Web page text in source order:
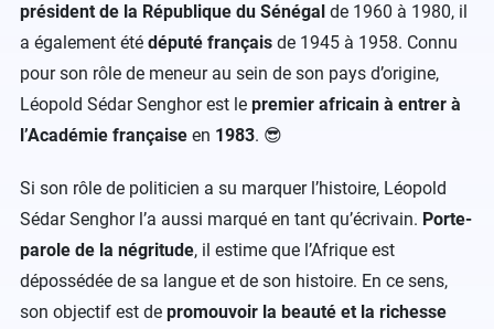
président de la République du Sénégal de 1960 à 1980, il
a également été député français de 1945 à 1958. Connu
pour son rôle de meneur au sein de son pays d’origine,
Léopold Sédar Senghor est le premier africain à entrer à
l’Académie française en 1983. 😎
Si son rôle de politicien a su marquer l’histoire, Léopold
Sédar Senghor l’a aussi marqué en tant qu’écrivain. Porte-
parole de la négritude, il estime que l’Afrique est
dépossédée de sa langue et de son histoire. En ce sens,
son objectif est de promouvoir la beauté et la richesse